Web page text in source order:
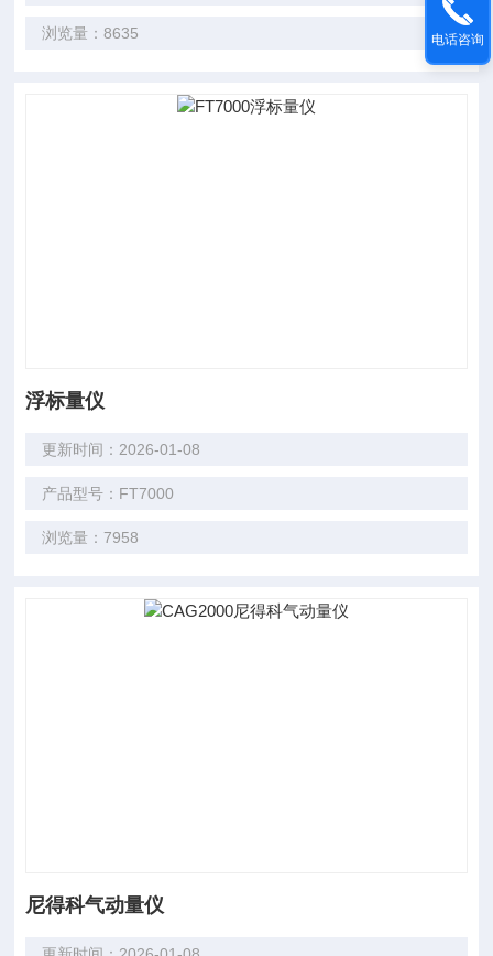
浏览量：8635
浮标量仪
更新时间：2026-01-08
产品型号：FT7000
浏览量：7958
尼得科气动量仪
电话咨询